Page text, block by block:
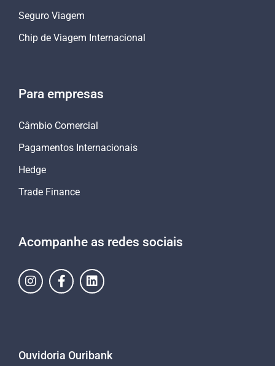
Seguro Viagem
Chip de Viagem Internacional
Para empresas
Câmbio Comercial
Pagamentos Internacionais
Hedge
Trade Finance
Acompanhe as redes sociais
Ouvidoria Ouribank